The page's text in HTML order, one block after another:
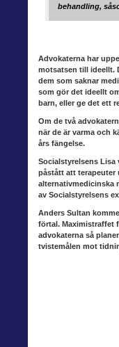
behandling,
Advokaterna har
motsatsen till ideellt.
dem som saknar
som gör det ideellt
barn, eller ge det ett
Om de två
när de är varma och
års fängelse.
Socialstyrelsens Lisa
påstått att terapeuter
alternativmedicinska
av Socialstyrelsens
Anders Sultan
förtal. Maximistraffet
advokaterna så
tvistemålen mot